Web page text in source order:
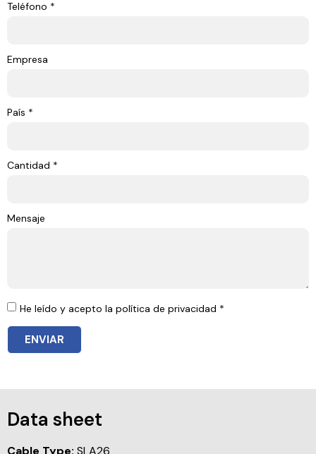
Teléfono *
Empresa
País *
Cantidad *
Mensaje
He leído y acepto la política de privacidad *
ENVIAR
Data sheet